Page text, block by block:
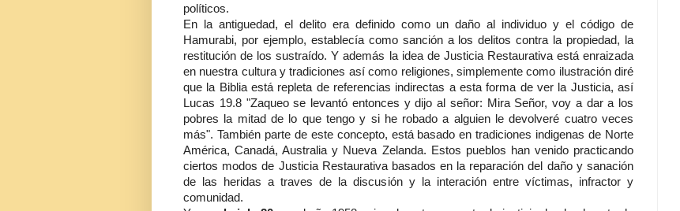
políticos.
En la antiguedad, el delito era definido como un daño al individuo y el código de
Hamurabi, por ejemplo, establecía como sanción a los delitos contra la propiedad, la
restitución de los sustraído. Y además la idea de Justicia Restaurativa está enraizada
en nuestra cultura y tradiciones así como religiones, simplemente como ilustración diré
que la Biblia está repleta de referencias indirectas a esta forma de ver la Justicia, así
Lucas 19.8 "Zaqueo se levantó entonces y dijo al señor: Mira Señor, voy a dar a los
pobres la mitad de lo que tengo y si he robado a alguien le devolveré cuatro veces
más". También parte de este concepto, está basado en tradiciones indigenas de Norte
América, Canadá, Australia y Nueva Zelanda. Estos pueblos han venido practicando
ciertos modos de Justicia Restaurativa basados en la reparación del daño y sanación
de las heridas a traves de la discusión y la interación entre víctimas, infractor y
comunidad.